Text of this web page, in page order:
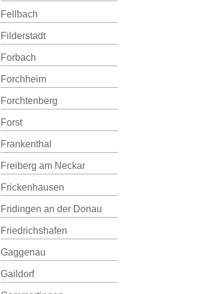
Fellbach
Filderstadt
Forbach
Forchheim
Forchtenberg
Forst
Frankenthal
Freiberg am Neckar
Frickenhausen
Fridingen an der Donau
Friedrichshafen
Gaggenau
Gaildorf